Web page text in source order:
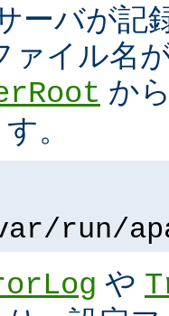
ーバが記
ァイル名
か
。
run/
や